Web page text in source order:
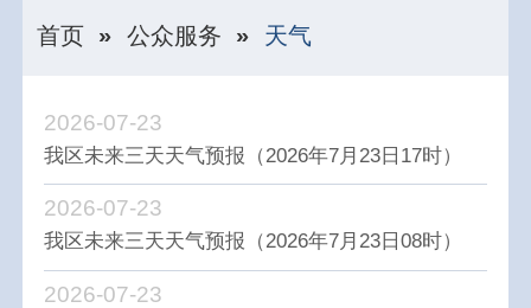
首页 » 公众服务 » 天气
我区未来三天天气预报（2026年7月23日17时）
2026-07-23
我区未来三天天气预报（2026年7月23日08时）
2026-07-23
2026-07-23